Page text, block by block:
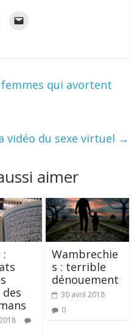
qui avortent
vidéo du sexe virtuel →
aimer
:
Wambrechie
s : terrible
dénouement
30 avril 2018
0